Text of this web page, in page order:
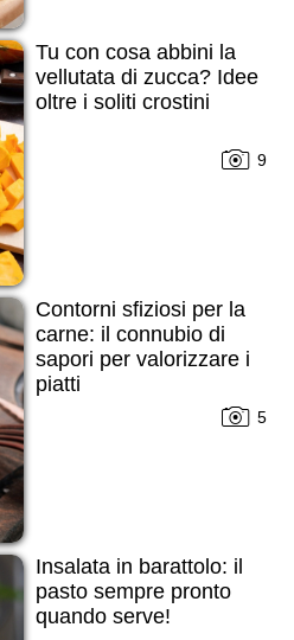
Tu con cosa abbini la
vellutata di zucca? Idee
oltre i soliti crostini
9
Contorni sfiziosi per la
carne: il connubio di
sapori per valorizzare i
piatti
5
Insalata in barattolo: il
pasto sempre pronto
quando serve!